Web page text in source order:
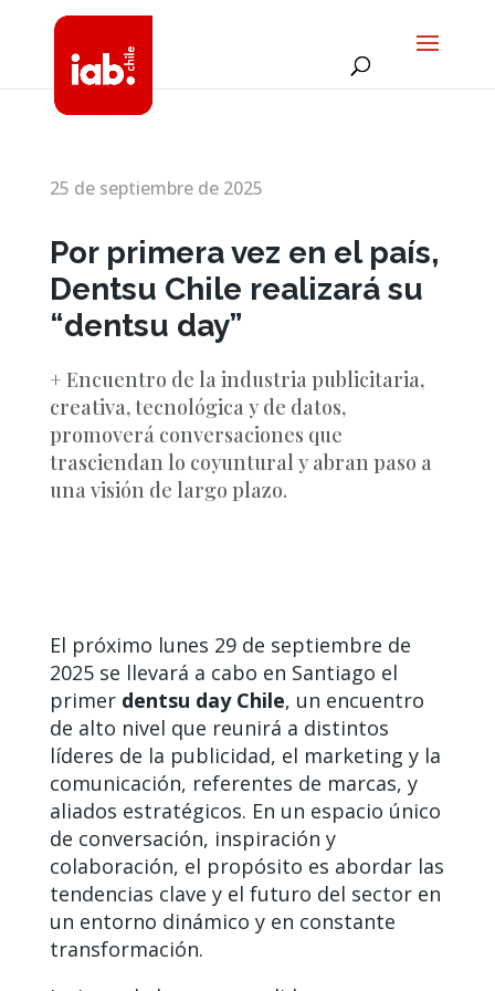
25 de septiembre de 2025
Por primera vez en el país,
Dentsu Chile realizará su
“dentsu day”
+ Encuentro de la industria publicitaria,
creativa, tecnológica y de datos,
promoverá conversaciones que
trasciendan lo coyuntural y abran paso a
una visión de largo plazo.
El próximo lunes 29 de septiembre de
2025 se llevará a cabo en Santiago el
primer dentsu day Chile, un encuentro
de alto nivel que reunirá a distintos
líderes de la publicidad, el marketing y la
comunicación, referentes de marcas, y
aliados estratégicos. En un espacio único
de conversación, inspiración y
colaboración, el propósito es abordar las
tendencias clave y el futuro del sector en
un entorno dinámico y en constante
transformación.